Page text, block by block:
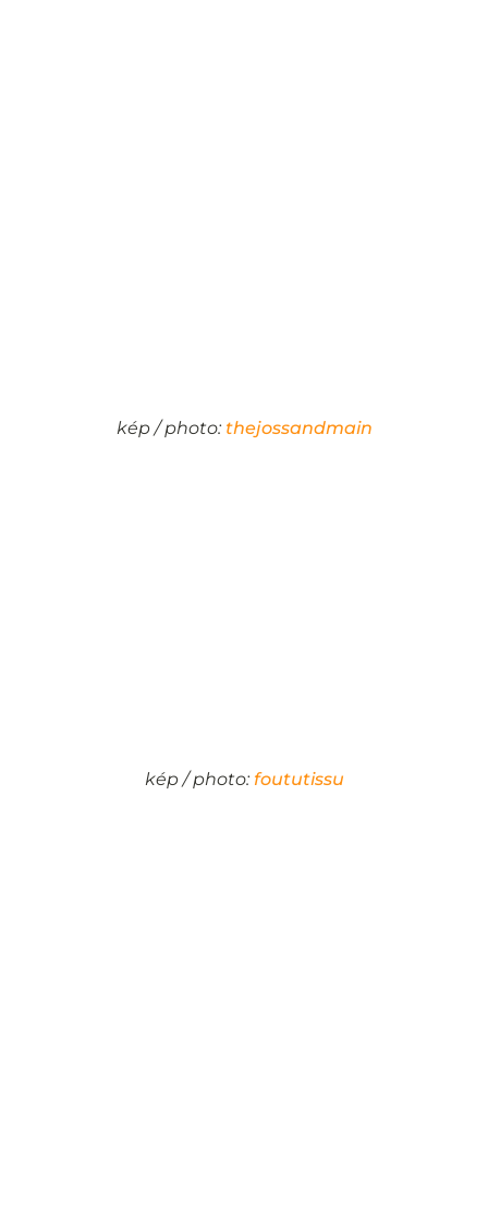
kép / photo: thejossandmain
kép / photo: foututissu